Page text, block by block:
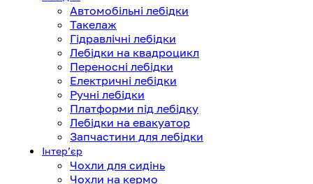
Автомобільні лебідки
Такелаж
Гідравлічні лебідки
Лебідки на квадроцикл
Переносні лебідки
Електричні лебідки
Ручні лебідки
Платформи під лебідку
Лебідки на евакуатор
Запчастини для лебідки
Інтерʼєр
Чохли для сидінь
Чохли на кермо